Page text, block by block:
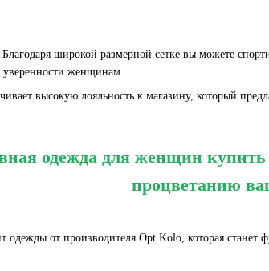
Благодаря широкой размерной сетке вы можете
уверенности женщинам.
высокую лояльность к магазину, который
одежда для женщин
процветанию
от производителя Opt Kolo, которая станет